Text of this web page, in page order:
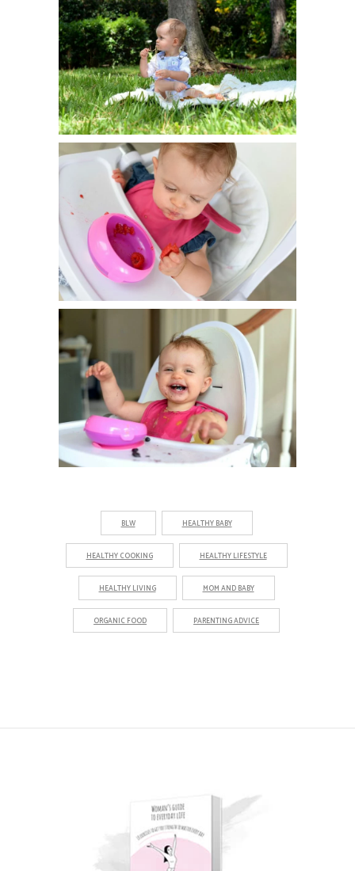
BLW HEALTHY BABY
HEALTHY COOKING HEALTHY LIFESTYLE
HEALTHY LIVING MOM AND BABY
ORGANIC FOOD PARENTING ADVICE